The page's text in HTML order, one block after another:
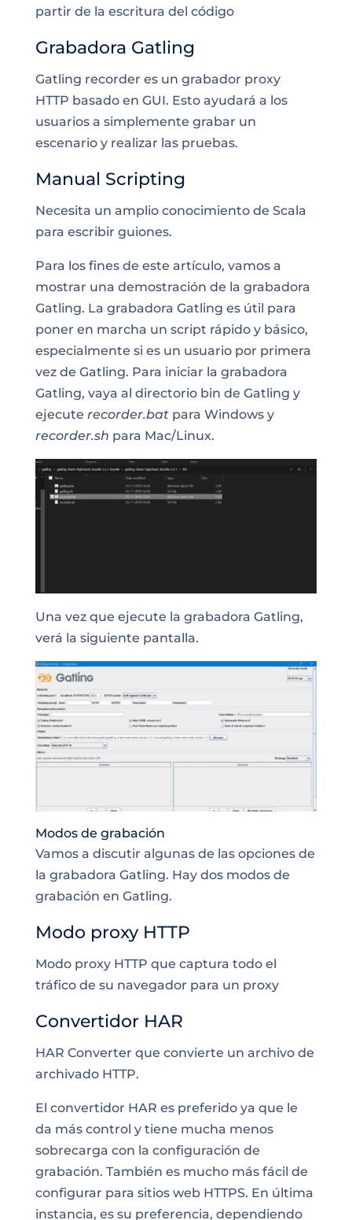
partir de la escritura del código
Grabadora Gatling
Gatling recorder es un grabador proxy
HTTP basado en GUI. Esto ayudará a los
usuarios a simplemente grabar un
escenario y realizar las pruebas.
Manual Scripting
Necesita un amplio conocimiento de Scala
para escribir guiones.
Para los fines de este artículo, vamos a
mostrar una demostración de la grabadora
Gatling. La grabadora Gatling es útil para
poner en marcha un script rápido y básico,
especialmente si es un usuario por primera
vez de Gatling. Para iniciar la grabadora
Gatling, vaya al directorio bin de Gatling y
ejecute recorder.batpara Windows y
recorder.sh para Mac/Linux.
Una vez que ejecute la grabadora Gatling,
verá la siguiente pantalla.
Modos de grabación
Vamos a discutir algunas de las opciones de
la grabadora Gatling. Hay dos modos de
grabación en Gatling.
Modo proxy HTTP
Modo proxy HTTP que captura todo el
tráfico de su navegador para un proxy
Convertidor HAR
HAR Converter que convierte un archivo de
archivado HTTP.
El convertidor HAR es preferido ya que le
da más control y tiene mucha menos
sobrecarga con la configuración de
grabación. También es mucho más fácil de
configurar para sitios web HTTPS. En última
instancia, es su preferencia, dependiendo